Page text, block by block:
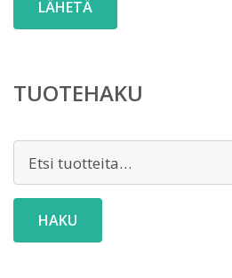
TUOTEHAKU
HAKU